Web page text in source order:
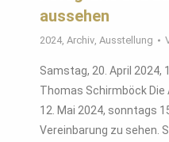
aussehen
2024, Archiv, Ausstellung
Samstag, 20. April 2024,
Thomas Schirmböck
12. Mai 2024, sonntags
Vereinbarung zu sehen.